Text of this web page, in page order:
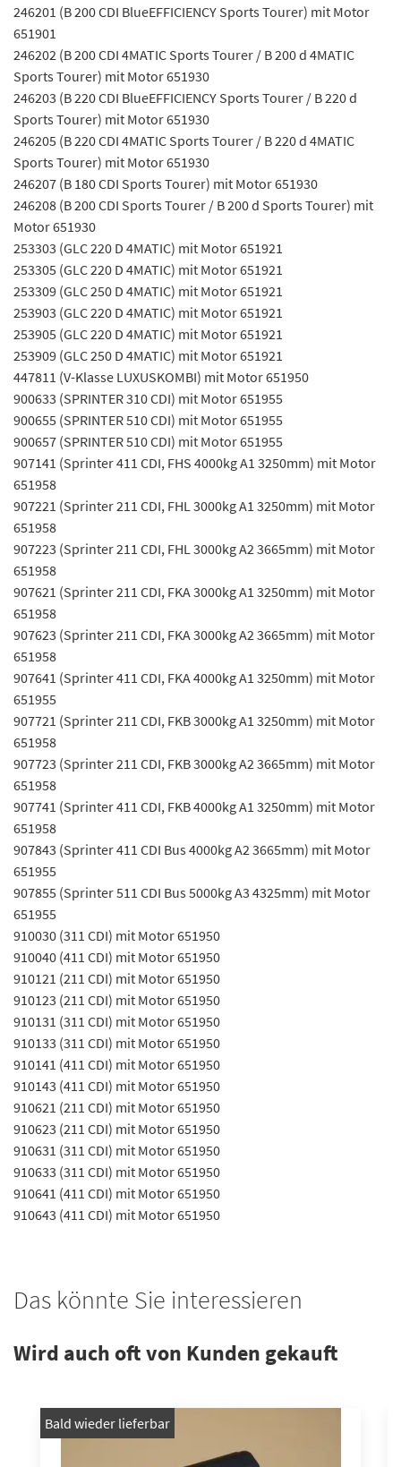
246201 (B 200 CDI BlueEFFICIENCY Sports Tourer) mit Motor
651901
246202 (B 200 CDI 4MATIC Sports Tourer / B 200 d 4MATIC
Sports Tourer) mit Motor 651930
246203 (B 220 CDI BlueEFFICIENCY Sports Tourer / B 220 d
Sports Tourer) mit Motor 651930
246205 (B 220 CDI 4MATIC Sports Tourer / B 220 d 4MATIC
Sports Tourer) mit Motor 651930
246207 (B 180 CDI Sports Tourer) mit Motor 651930
246208 (B 200 CDI Sports Tourer / B 200 d Sports Tourer) mit
Motor 651930
253303 (GLC 220 D 4MATIC) mit Motor 651921
253305 (GLC 220 D 4MATIC) mit Motor 651921
253309 (GLC 250 D 4MATIC) mit Motor 651921
253903 (GLC 220 D 4MATIC) mit Motor 651921
253905 (GLC 220 D 4MATIC) mit Motor 651921
253909 (GLC 250 D 4MATIC) mit Motor 651921
447811 (V-Klasse LUXUSKOMBI) mit Motor 651950
900633 (SPRINTER 310 CDI) mit Motor 651955
900655 (SPRINTER 510 CDI) mit Motor 651955
900657 (SPRINTER 510 CDI) mit Motor 651955
907141 (Sprinter 411 CDI, FHS 4000kg A1 3250mm) mit Motor
651958
907221 (Sprinter 211 CDI, FHL 3000kg A1 3250mm) mit Motor
651958
907223 (Sprinter 211 CDI, FHL 3000kg A2 3665mm) mit Motor
651958
907621 (Sprinter 211 CDI, FKA 3000kg A1 3250mm) mit Motor
651958
907623 (Sprinter 211 CDI, FKA 3000kg A2 3665mm) mit Motor
651958
907641 (Sprinter 411 CDI, FKA 4000kg A1 3250mm) mit Motor
651955
907721 (Sprinter 211 CDI, FKB 3000kg A1 3250mm) mit Motor
651958
907723 (Sprinter 211 CDI, FKB 3000kg A2 3665mm) mit Motor
651958
907741 (Sprinter 411 CDI, FKB 4000kg A1 3250mm) mit Motor
651958
907843 (Sprinter 411 CDI Bus 4000kg A2 3665mm) mit Motor
651955
907855 (Sprinter 511 CDI Bus 5000kg A3 4325mm) mit Motor
651955
910030 (311 CDI) mit Motor 651950
910040 (411 CDI) mit Motor 651950
910121 (211 CDI) mit Motor 651950
910123 (211 CDI) mit Motor 651950
910131 (311 CDI) mit Motor 651950
910133 (311 CDI) mit Motor 651950
910141 (411 CDI) mit Motor 651950
910143 (411 CDI) mit Motor 651950
910621 (211 CDI) mit Motor 651950
910623 (211 CDI) mit Motor 651950
910631 (311 CDI) mit Motor 651950
910633 (311 CDI) mit Motor 651950
910641 (411 CDI) mit Motor 651950
910643 (411 CDI) mit Motor 651950
Das könnte Sie interessieren
Wird auch oft von Kunden gekauft
Bald wieder lieferbar